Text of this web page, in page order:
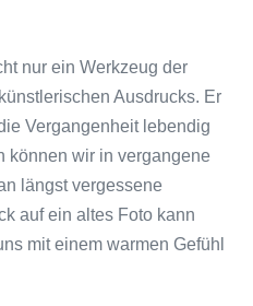
nur ein Werkzeug der
Ausdrucks. Er
Vergangenheit lebendig
können wir in vergangene
längst vergessene
auf ein altes Foto kann
mit einem warmen Gefühl